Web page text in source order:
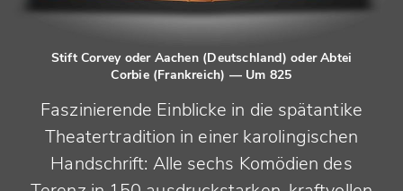
Stift Corvey oder Aachen (Deutschland) oder Abtei
Corbie (Frankreich) — Um 825
Faszinierende Einblicke in die spätantike
Theatertradition in einer karolingischen
Handschrift: Alle sechs Komödien des